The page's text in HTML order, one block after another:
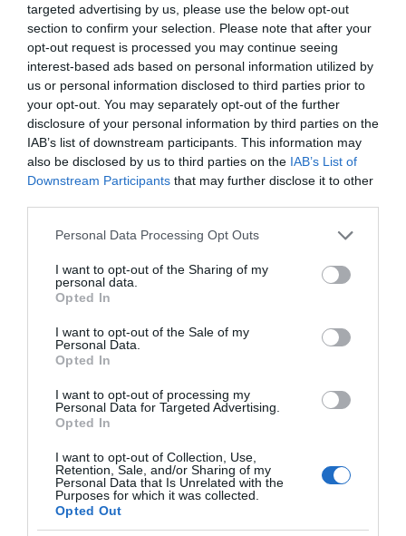
targeted advertising by us, please use the below opt-out
section to confirm your selection. Please note that after your
opt-out request is processed you may continue seeing
interest-based ads based on personal information utilized by
us or personal information disclosed to third parties prior to
your opt-out. You may separately opt-out of the further
disclosure of your personal information by third parties on the
IAB’s list of downstream participants. This information may
also be disclosed by us to third parties on the IAB’s List of
Downstream Participants that may further disclose it to other
Please note that this website/app uses one or more Google
not limited to your visit or usage behaviour. You may click to
grant or deny consent to Google and its third-party tags to
use your data for below specified purposes in below Google
consent section.
Personal Data Processing Opt Outs
I want to opt-out of the Sharing of my
personal data.
Opted In
I want to opt-out of the Sale of my
Personal Data.
Opted In
I want to opt-out of processing my
Personal Data for Targeted Advertising.
Opted In
I want to opt-out of Collection, Use,
Retention, Sale, and/or Sharing of my
Personal Data that Is Unrelated with the
Purposes for which it was collected.
Opted Out
→Είδατε τι σημαίνει να συνεργάζεσαι με
ελεγκτικές εταιρείες; Μέσα σε μικρό χρονικό
διάστημα, ο νέος γενικός της TIM άλλαξε τρεις
εταιρείες!
→Και τώρα μπορούμε να κλάψουμε! Κλιμάκιο
του Διεθνούς Νομισματικού Ταμείου αναζητά
τις ατέλειες του φοροεισπρακτικού μας
οποία μάλιστα ακολουθεί και προσπαθεί να
προβλέψει την πορεία του Γενικού Δείκτη
Τιμών στη spot αγορά.
Από τα περίπου 196 δισ. ευρώ που ήταν η
συνολική κεφαλαιοποίηση των 278 εισηγμένων
εταιρειών του Χρηματιστηρίου το 1999 και
επιχειρήσεων, η σημερινή αγγίζει περίπου τα
100 δισ.! Αν αυτό δεν ήταν «φούσκα», τι ήταν;